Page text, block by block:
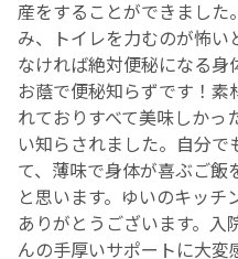
産をすることができまし
み、トイレを力むのが怖
なければ絶対便秘になる
お蔭で便秘知らずです！
れておりすべて美味しかっ
い知らされました。自分
て、薄味で身体が喜ぶご
と思います。ゆいのキッチ
ありがとうございます。入
んの手厚いサポートに大変